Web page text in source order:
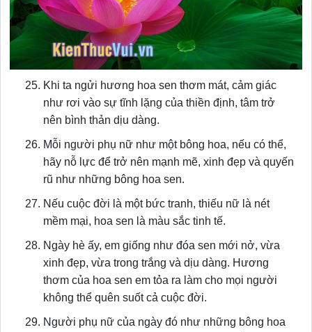
Khi ta ngửi hương hoa sen thơm mát, cảm giác
như rơi vào sự tĩnh lặng của thiền định, tâm trở
nên bình thản dịu dàng.
Mỗi người phụ nữ như một bông hoa, nếu có thể,
hãy nỗ lực để trở nên mạnh mẽ, xinh đẹp và quyến
rũ như những bông hoa sen.
Nếu cuộc đời là một bức tranh, thiếu nữ là nét
mềm mại, hoa sen là màu sắc tinh tế.
Ngày hè ấy, em giống như đóa sen mới nở, vừa
xinh đẹp, vừa trong trắng và dịu dàng. Hương
thơm của hoa sen em tỏa ra làm cho mọi người
không thể quên suốt cả cuộc đời.
Người phụ nữ của ngày đó như những bông hoa